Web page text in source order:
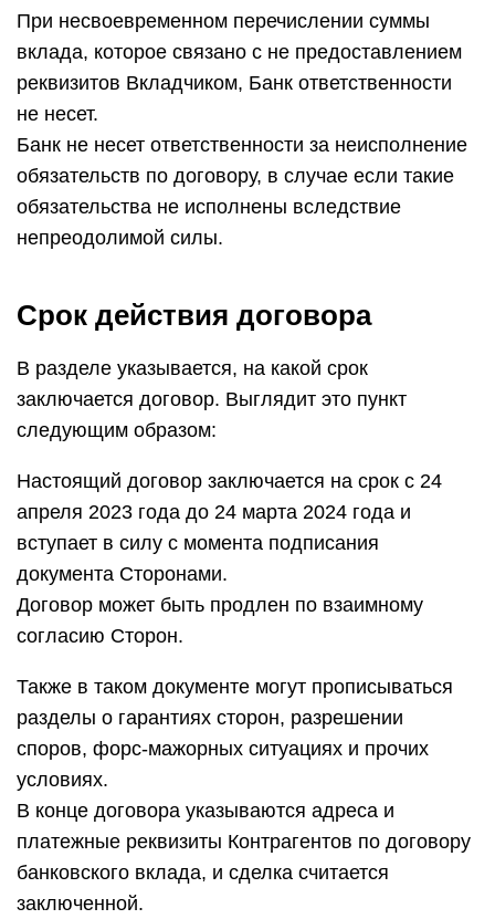
При несвоевременном перечислении суммы
вклада, которое связано с не предоставлением
реквизитов Вкладчиком, Банк ответственности
не несет.
Банк не несет ответственности за неисполнение
обязательств по договору, в случае если такие
обязательства не исполнены вследствие
непреодолимой силы.
Срок действия договора
В разделе указывается, на какой срок
заключается договор. Выглядит это пункт
следующим образом:
Настоящий договор заключается на срок с 24
апреля 2023 года до 24 марта 2024 года и
вступает в силу с момента подписания
документа Сторонами.
Договор может быть продлен по взаимному
согласию Сторон.
Также в таком документе могут прописываться
разделы о гарантиях сторон, разрешении
споров, форс-мажорных ситуациях и прочих
условиях.
В конце договора указываются адреса и
платежные реквизиты Контрагентов по договору
банковского вклада, и сделка считается
заключенной.